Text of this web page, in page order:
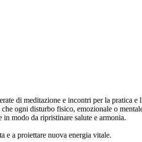
di meditazione e incontri per la pratica e
ogni disturbo fisico, emozionale o
modo da ripristinare salute e armonia.
e a proiettare nuova energia vitale.